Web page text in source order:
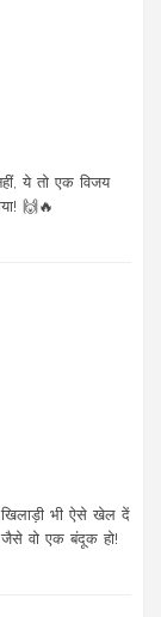
ये तो एक विजय
🙌🔥
भी ऐसे खेल दें
वो एक बंदूक हो!